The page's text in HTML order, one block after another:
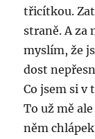
třicítkou.
straně. A za
myslím, že
dost
Co jsem si
To už mě
něm